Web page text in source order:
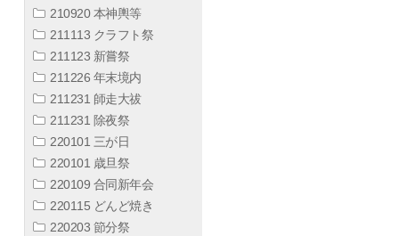
210920 本神輿等
211113 クラフト祭
211123 新嘗祭
211226 年末境内
211231 師走大祓
211231 除夜祭
220101 三が日
220101 歳旦祭
220109 合同新年会
220115 どんど焼き
220203 節分祭